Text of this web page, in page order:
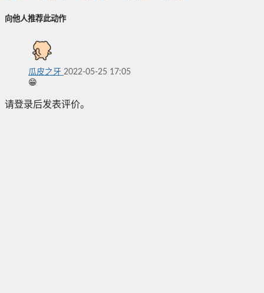
向他人推荐此动作
瓜皮之牙 2022-05-25 17:05
😁
请登录后发表评价。